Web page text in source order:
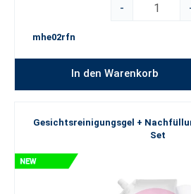
-
mhe02rfn
In den Warenkorb
Gesichtsreinigungsgel +
Set